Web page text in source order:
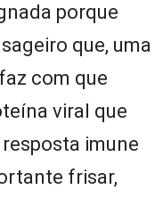
porque
que, uma
com que
viral que
imune
frisar,